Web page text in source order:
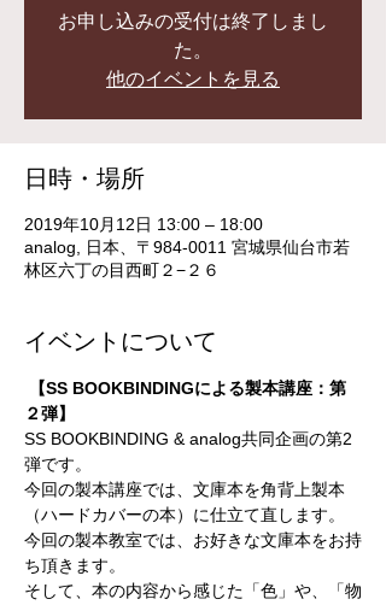
お申し込みの受付は終了しまし
た。
他のイベントを見る
日時・場所
2019年10月12日 13:00 – 18:00
analog, 日本、〒984-0011 宮城県仙台市若
林区六丁の目西町２−２６
イベントについて
【SS BOOKBINDINGによる製本講座：第
２弾】
SS BOOKBINDING & analog共同企画の第2
弾です。
今回の製本講座では、文庫本を角背上製本
（ハードカバーの本）に仕立て直します。
今回の製本教室では、お好きな文庫本をお持
ち頂きます。
そして、本の内容から感じた「色」や、「物